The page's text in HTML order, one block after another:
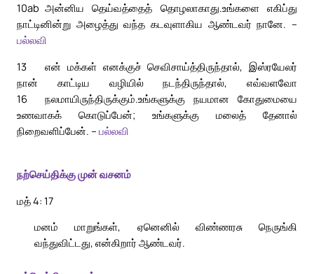
அன்னிய தெய்வத்தைத் தொழலாகாது.
10ab
உங்களை எகிப்து
நாட்டினின்று அழைத்து வந்த கடவுளாகிய ஆண்டவர் நானே. –
பல்லவி
13
என் மக்கள் எனக்குச் செவிசாய்த்திருந்தால், இஸ்ரயேலர்
நான் காட்டிய வழியில் நடந்திருந்தால், எவ்வளவோ
நலமாயிருந்திருக்கும்.
16
உங்களுக்கு நயமான கோதுமையை
உணவாகக் கொடுப்பேன்; உங்களுக்கு மலைத் தேனால்
நிறைவளிப்பேன். – பல்லவி
நற்செய்திக்கு முன் வசனம்
மத் 4: 17
மனம் மாறுங்கள், ஏனெனில் விண்ணரசு நெருங்கி
வந்துவிட்டது, என்கிறார் ஆண்டவர்.